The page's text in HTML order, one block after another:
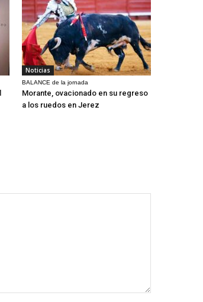
Noticias
BALANCE de la jornada
Morante, ovacionado en su regreso
a los ruedos en Jerez